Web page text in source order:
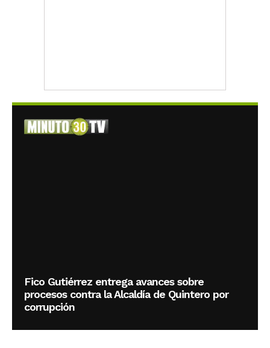
Fico Gutiérrez entrega avances sobre
procesos contra la Alcaldía de Quintero por
corrupción